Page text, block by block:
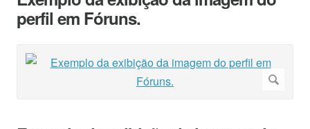
perfil em Fóruns.